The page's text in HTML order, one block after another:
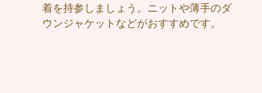
着を持参しましょう。ニットや薄手のダ
ウンジャケットなどがおすすめです。